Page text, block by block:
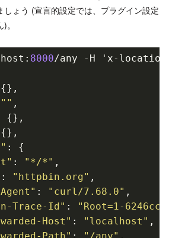
しょう (宣言的設定では、プラグイン設定
8000/any -H 'x-
"" ,
{},
: {
: "*/*" ,
: "httpbin.org" ,
: "curl/7.68.0" ,
Trace-Id" :
"Root=1-
Host" : "localhost" ,